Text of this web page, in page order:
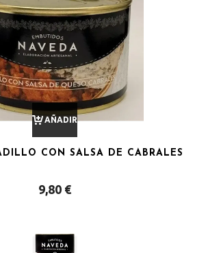
AÑADIR
AL
CARRITO
CON SALSA DE CABRALES
9,80 €